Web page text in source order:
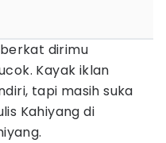
dirimu
Kayak iklan
tapi masih suka
Kahiyang di